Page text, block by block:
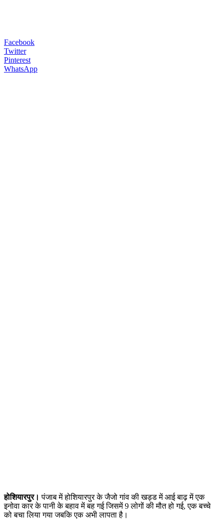
Facebook
Twitter
Pinterest
WhatsApp
होशियारपुर। पंजाब में होशियारपुर के जैजो गांव की खड्ड में आई बाढ़ में एक
इनोवा कार के पानी के बहाव में बह गई जिसमें 9 लोगों की मौत हो गई, एक बच्चे
को बचा लिया गया जबकि एक अभी लापता है।